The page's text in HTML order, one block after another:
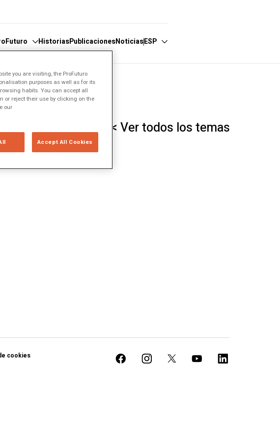
HistoriasPublicacionesNoticiasESP
Português
< Ver todos los temas
cookies
you are visiting, the ProFuturo
purposes as well as for its
habits. You can accept all
or reject their use by clicking on the
our
Accept All Cookies